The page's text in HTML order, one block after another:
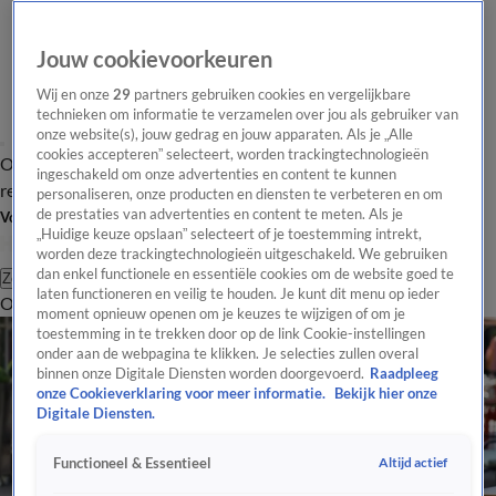
Overzicht Laatste nieuws Regionieuws Het beste van Hart
Tip de
redactie
Volg Hart van Nederland
Zoeken
OverzichtRegioUitzendingenWeerTip de redactiePanelVideo's
Jouw cookievoorkeuren
Wij en onze29 partners gebruiken cookies en vergelijkbare
technieken om informatie te verzamelen over jou als gebruiker van
onze website(s), jouw gedrag en jouw apparaten. Als je „Alle
cookies accepteren” selecteert, worden trackingtechnologieën
ingeschakeld om onze advertenties en content te kunnen
personaliseren, onze producten en diensten te verbeteren en om
de prestaties van advertenties en content te meten. Als je
„Huidige keuze opslaan” selecteert of je toestemming intrekt,
worden deze trackingtechnologieën uitgeschakeld. We gebruiken
dan enkel functionele en essentiële cookies om de website goed te
laten functioneren en veilig te houden. Je kunt dit menu op ieder
moment opnieuw openen om je keuzes te wijzigen of om je
toestemming in te trekken door op de link Cookie-instellingen
onder aan de webpagina te klikken. Je selecties zullen overal
binnen onze Digitale Diensten worden doorgevoerd. Raadpleeg
onze Cookieverklaring voor meer informatie.
Bekijk hier onze
Digitale Diensten.
Functioneel & Essentieel Altijd actief